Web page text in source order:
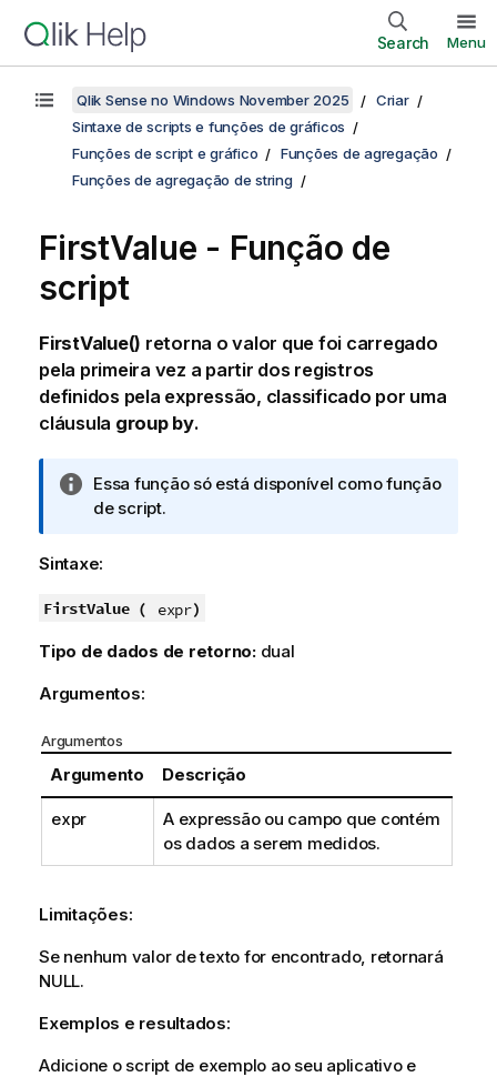
Search Menu
Qlik Sense no Windows November 2025
Criar
Sintaxe de scripts e funções de gráficos
Funções de script e gráfico
Funções de agregação
Funções de agregação de string
FirstValue - Função de
script
FirstValue() retorna o valor que foi carregado
pela primeira vez a partir dos registros
definidos pela expressão, classificado por uma
cláusula group by.
N
o
a
n
o
m
t
i
v
Essa função só está disponível como função
de script.
Sintaxe:
FirstValue ( expr)
Tipo de dados de retorno: dual
Argumentos:
Argumentos
Argumento Descrição
expr
A expressão ou campo que contém
os dados a serem medidos.
Limitações:
Se nenhum valor de texto for encontrado, retornará
NULL.
Exemplos e resultados:
Adicione o script de exemplo ao seu aplicativo e